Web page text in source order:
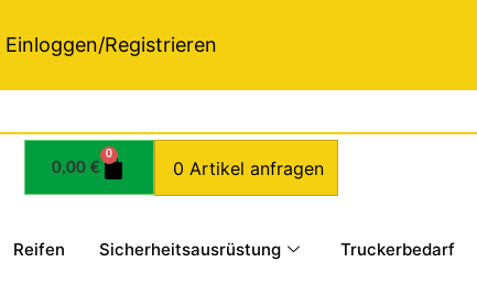
Einloggen/Registrieren
0,00 €
0
0 Artikel anfragen
Reifen Sicherheitsausrüstung Truckerbedarf